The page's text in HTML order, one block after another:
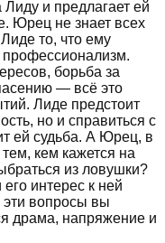
и предлагает ей
Юрец не знает всех
то, что ему
профессионализм.
борьба за
— всё это
Лиде предстоит
но и справиться с
ей судьба. А Юрец, в
кем кажется на
из ловушки?
интерес к ней
эти вопросы вы
драма, напряжение и